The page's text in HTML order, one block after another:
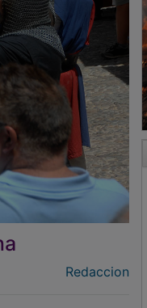
Redaccion